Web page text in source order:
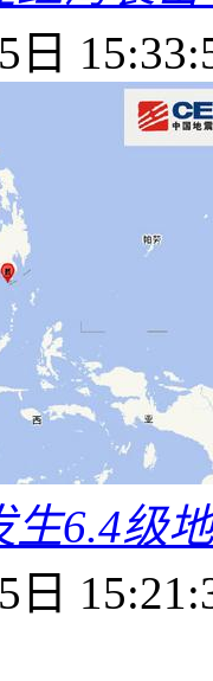
日
生6.4级
日